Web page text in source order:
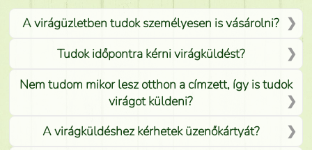
A virágüzletben tudok személyesen is vásárolni?
Tudok időpontra kérni virágküldést?
Nem tudom mikor lesz otthon a címzett, így is tudok
virágot küldeni?
A virágküldéshez kérhetek üzenőkártyát?